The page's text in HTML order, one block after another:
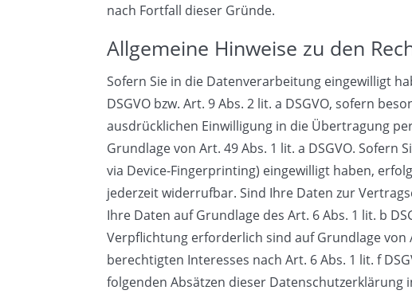
nach Fortfall dieser Gründe.
Allgemeine Hinweise zu den
Sofern Sie in die Datenverarbeitung eingewilligt
DSGVO bzw. Art. 9 Abs. 2 lit. a DSGVO, sofern
ausdrücklichen Einwilligung in die Übertragung
Grundlage von Art. 49 Abs. 1 lit. a DSGVO.
via Device-Fingerprinting) eingewilligt haben,
jederzeit widerrufbar. Sind Ihre Daten zur
Ihre Daten auf Grundlage des Art. 6 Abs. 1 lit. b
Verpflichtung erforderlich sind auf Grundlage von
berechtigten Interesses nach Art. 6 Abs. 1 lit. f
folgenden Absätzen dieser Datenschutzerklärung